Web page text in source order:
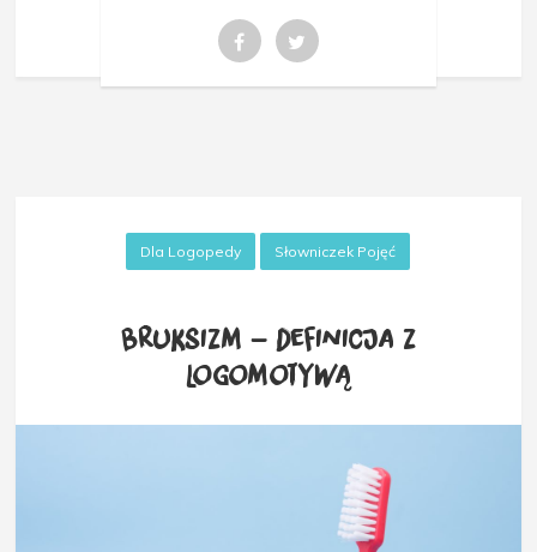
Dla Logopedy Słowniczek Pojęć
Bruksizm – definicja z
Logomotywą